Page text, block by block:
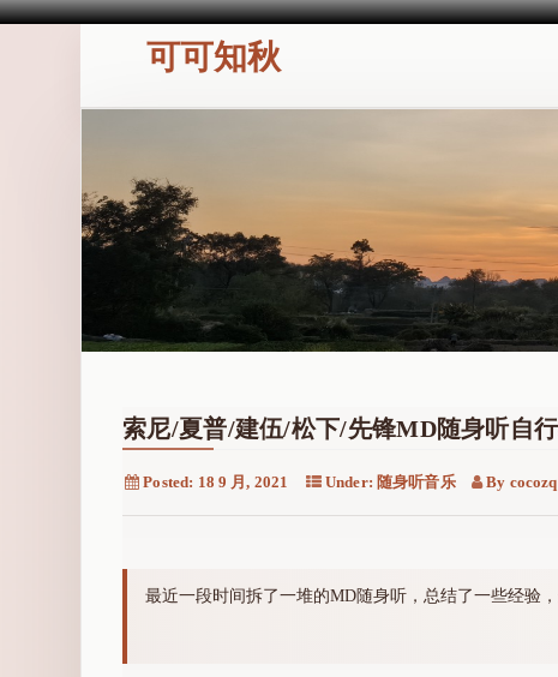
可可知秋
索尼/夏普/建伍/松下/先锋MD随身听自
Posted: 18 9 月, 2021 Under: 随身听音乐 By cocozq
最近一段时间拆了一堆的MD随身听，总结了一些经验